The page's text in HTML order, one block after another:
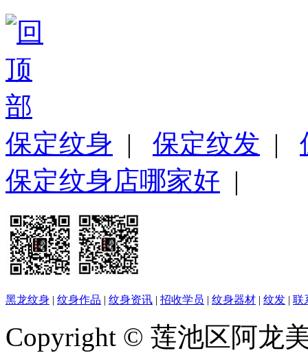
保定纹身 | 保定纹发 |
保定纹身店哪家好 |
黑龙纹身 | 纹身作品 | 纹身资讯 | 招收学员 | 纹身器材 | 纹发 | 联
Copyright © 莲池区阿龙